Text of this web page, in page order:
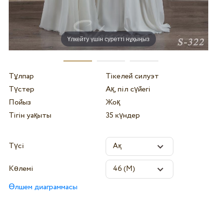
Үлкейту үшін суретті нұқыңыз
Тұлпар
Тікелей силуэт
Түстер
Ақ, піл сүйегі
Пойыз
Жоқ
Тігін уақыты
35 күндер
Түсі
Көлемі
Өлшем диаграммасы